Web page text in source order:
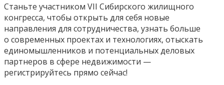
Станьте участником VII Сибирского жилищного
конгресса, чтобы открыть для себя новые
направления для сотрудничества, узнать больше
о современных проектах и технологиях, отыскать
единомышленников и потенциальных деловых
партнеров в сфере недвижимости —
регистрируйтесь прямо сейчас!